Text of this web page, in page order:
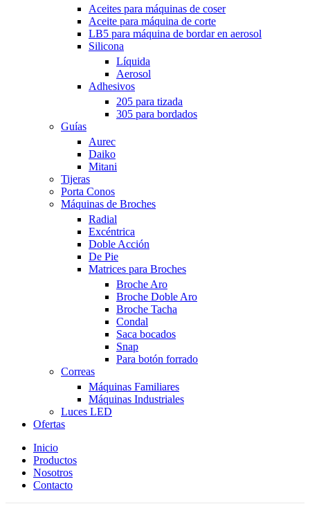
Aceites para máquinas de coser
Aceite para máquina de corte
LB5 para máquina de bordar en aerosol
Silicona
Líquida
Aerosol
Adhesivos
205 para tizada
305 para bordados
Guías
Aurec
Daiko
Mitani
Tijeras
Porta Conos
Máquinas de Broches
Radial
Excéntrica
Doble Acción
De Pie
Matrices para Broches
Broche Aro
Broche Doble Aro
Broche Tacha
Condal
Saca bocados
Snap
Para botón forrado
Correas
Máquinas Familiares
Máquinas Industriales
Luces LED
Ofertas
Inicio
Productos
Nosotros
Contacto